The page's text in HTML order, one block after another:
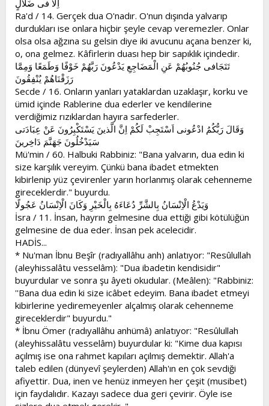
اِلَّا فى ضَلَالٍ
Ra'd / 14. Gerçek dua O'nadır. O'nun dışında yalvarıp
durdukları ise onlara hiçbir şeyle cevap veremezler. Onlar
olsa olsa ağzına su gelsin diye iki avucunu açana benzer ki,
o, ona gelmez. Kâfirlerin duası hep bir sapıklık içindedir.
تَتَجَافى جُنُوبُهُمْ عَنِ الْمَضَاجِعِ يَدْعُونَ رَبَّهُمْ خَوْفًا وَطَمَعًا وَمِمَّا
رَزَقْنَاهُمْ يُنْفِقُونَ
Secde / 16. Onların yanları yataklardan uzaklaşır, korku ve
ümid içinde Rablerine dua ederler ve kendilerine
verdiğimiz rızıklardan hayıra sarfederler.
وَقَالَ رَبُّكُمُ ادْعُونى اَسْتَجِبْ لَكُمْ اِنَّ الَّذينَ يَسْتَكْبِرُونَ عَنْ عِبَادَتى
سَيَدْخُلُونَ جَهَنَّمَ دَاخِرينَ
Mü'min / 60. Halbuki Rabbiniz: "Bana yalvarın, dua edin ki
size karşılık vereyim. Çünkü bana ibadet etmekten
kibirlenip yüz çevirenler yarın horlanmış olarak cehenneme
gireceklerdir." buyurdu.
وَيَدْعُ الْاِنْسَانُ بِالشَّرِّ دُعَاءَهُ بِالْخَيْرِ وَكَانَ الْاِنْسَانُ عَجُولًا
İsra / 11. İnsan, hayrın gelmesine dua ettiği gibi kötülüğün
gelmesine de dua eder. İnsan pek acelecidir.
HADİS...
* Nu'man İbnu Beşîr (radıyallâhu anh) anlatıyor: "Resûlullah
(aleyhissalâtu vesselâm): "Dua ibadetin kendisidir"
buyurdular ve sonra şu âyeti okudular. (Meâlen): "Rabbiniz:
''Bana dua edin ki size icâbet edeyim. Bana ibadet etmeyi
kibirlerine yediremeyenler alçalmış olarak cehenneme
gireceklerdir" buyurdu."
* İbnu Ömer (radıyallâhu anhümâ) anlatıyor: "Resûlullah
(aleyhissalâtu vesselâm) buyurdular ki: "Kime dua kapısı
açılmış ise ona rahmet kapıları açılmış demektir. Allah'a
taleb edilen (dünyevî şeylerden) Allah'ın en çok sevdiği
afiyettir. Dua, inen ve henüz inmeyen her çeşit (musibet)
için faydalıdır. Kazayı sadece dua geri çevirir. Öyle ise